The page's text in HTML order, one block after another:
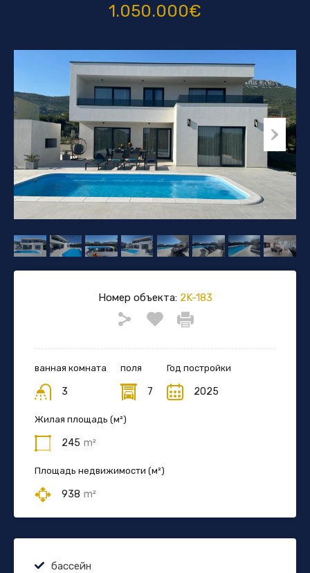
1.050.000€
Номер объекта:2K-183
ванная комната
3
поля
7
Год постройки
2025
Жилая площадь (м²)
245 m²
Площадь недвижимости (м²)
938 m²
бассейн